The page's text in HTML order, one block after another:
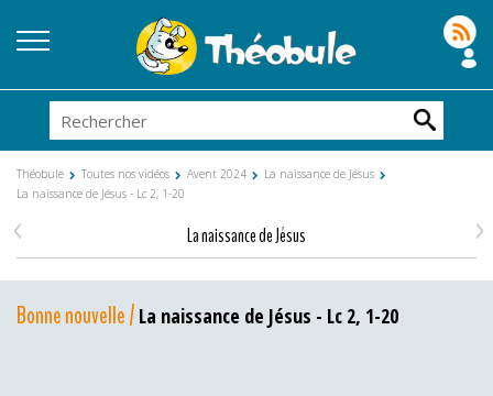
Théobule Toutes nos vidéos Avent 2024
La naissance de Jésus
La naissance de Jésus - Lc 2, 1-20
La naissance de Jésus
< >
Bonne nouvelle / La naissance de Jésus - Lc 2, 1-20